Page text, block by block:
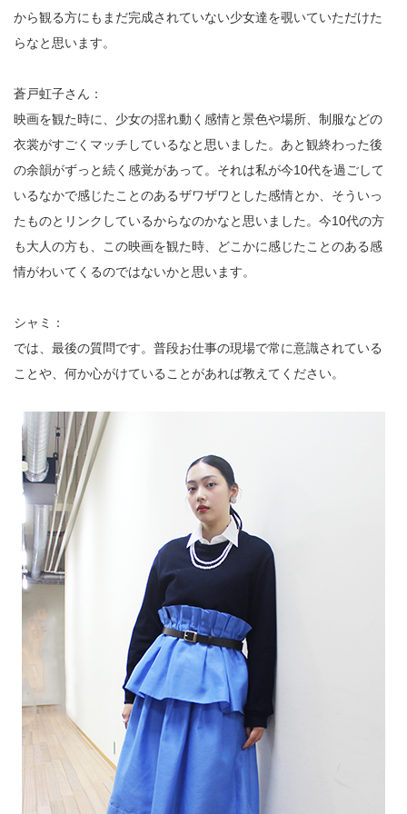
から観る方にもまだ完成されていない少女達を覗いていただけた
らなと思います。
蒼戸虹子さん：
映画を観た時に、少女の揺れ動く感情と景色や場所、制服などの
衣裳がすごくマッチしているなと思いました。あと観終わった後
の余韻がずっと続く感覚があって。それは私が今10代を過ごして
いるなかで感じたことのあるザワザワとした感情とか、そういっ
たものとリンクしているからなのかなと思いました。今10代の方
も大人の方も、この映画を観た時、どこかに感じたことのある感
情がわいてくるのではないかと思います。
シャミ：
では、最後の質問です。普段お仕事の現場で常に意識されている
ことや、何か心がけていることがあれば教えてください。